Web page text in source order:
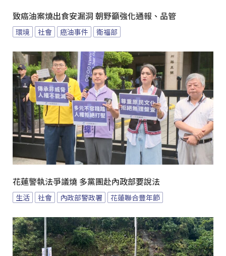
致癌油案燒出食安漏洞 朝野籲強化通報、品管
環境 社會 癌油事件 衛福部
花蓮警執法爭議燒 多黨團赴內政部要說法
生活 社會 內政部警政署 花蓮聯合豐年節